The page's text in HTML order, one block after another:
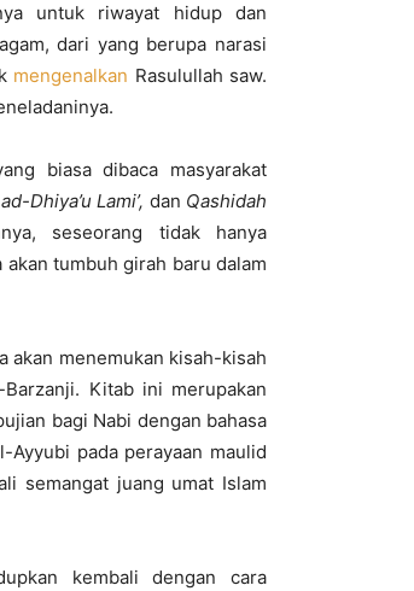
untuk riwayat hidup dan
dari yang berupa narasi
mengenalkan Rasulullah saw.
biasa dibaca masyarakat
Dhiya’u Lami’, dan Qashidah
seseorang tidak hanya
akan tumbuh girah baru dalam
akan menemukan kisah-kisah
Kitab ini merupakan
bagi Nabi dengan bahasa
pada perayaan maulid
semangat juang umat Islam
kembali dengan cara